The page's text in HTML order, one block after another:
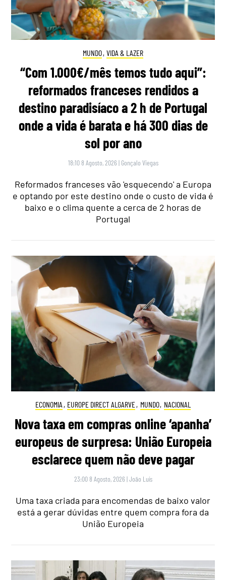
MUNDO, VIDA & LAZER
“Com 1.000€/mês temos tudo aqui”:
reformados franceses rendidos a
destino paradisíaco a 2 h de Portugal
onde a vida é barata e há 300 dias de
sol por ano
18:10 8 Agosto, 2026 | Gonçalo Viegas
Reformados franceses vão 'esquecendo' a Europa
e optando por este destino onde o custo de vida é
baixo e o clima quente a cerca de 2 horas de
Portugal
ECONOMIA , EUROPE DIRECT ALGARVE, MUNDO, NACIONAL
Nova taxa em compras online ‘apanha’
europeus de surpresa: União Europeia
esclarece quem não deve pagar
23:00 8 Agosto, 2026 |João Luís
Uma taxa criada para encomendas de baixo valor
está a gerar dúvidas entre quem compra fora da
União Europeia